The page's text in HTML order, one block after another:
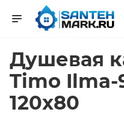
Душевая
Timo Ilma-
120x80